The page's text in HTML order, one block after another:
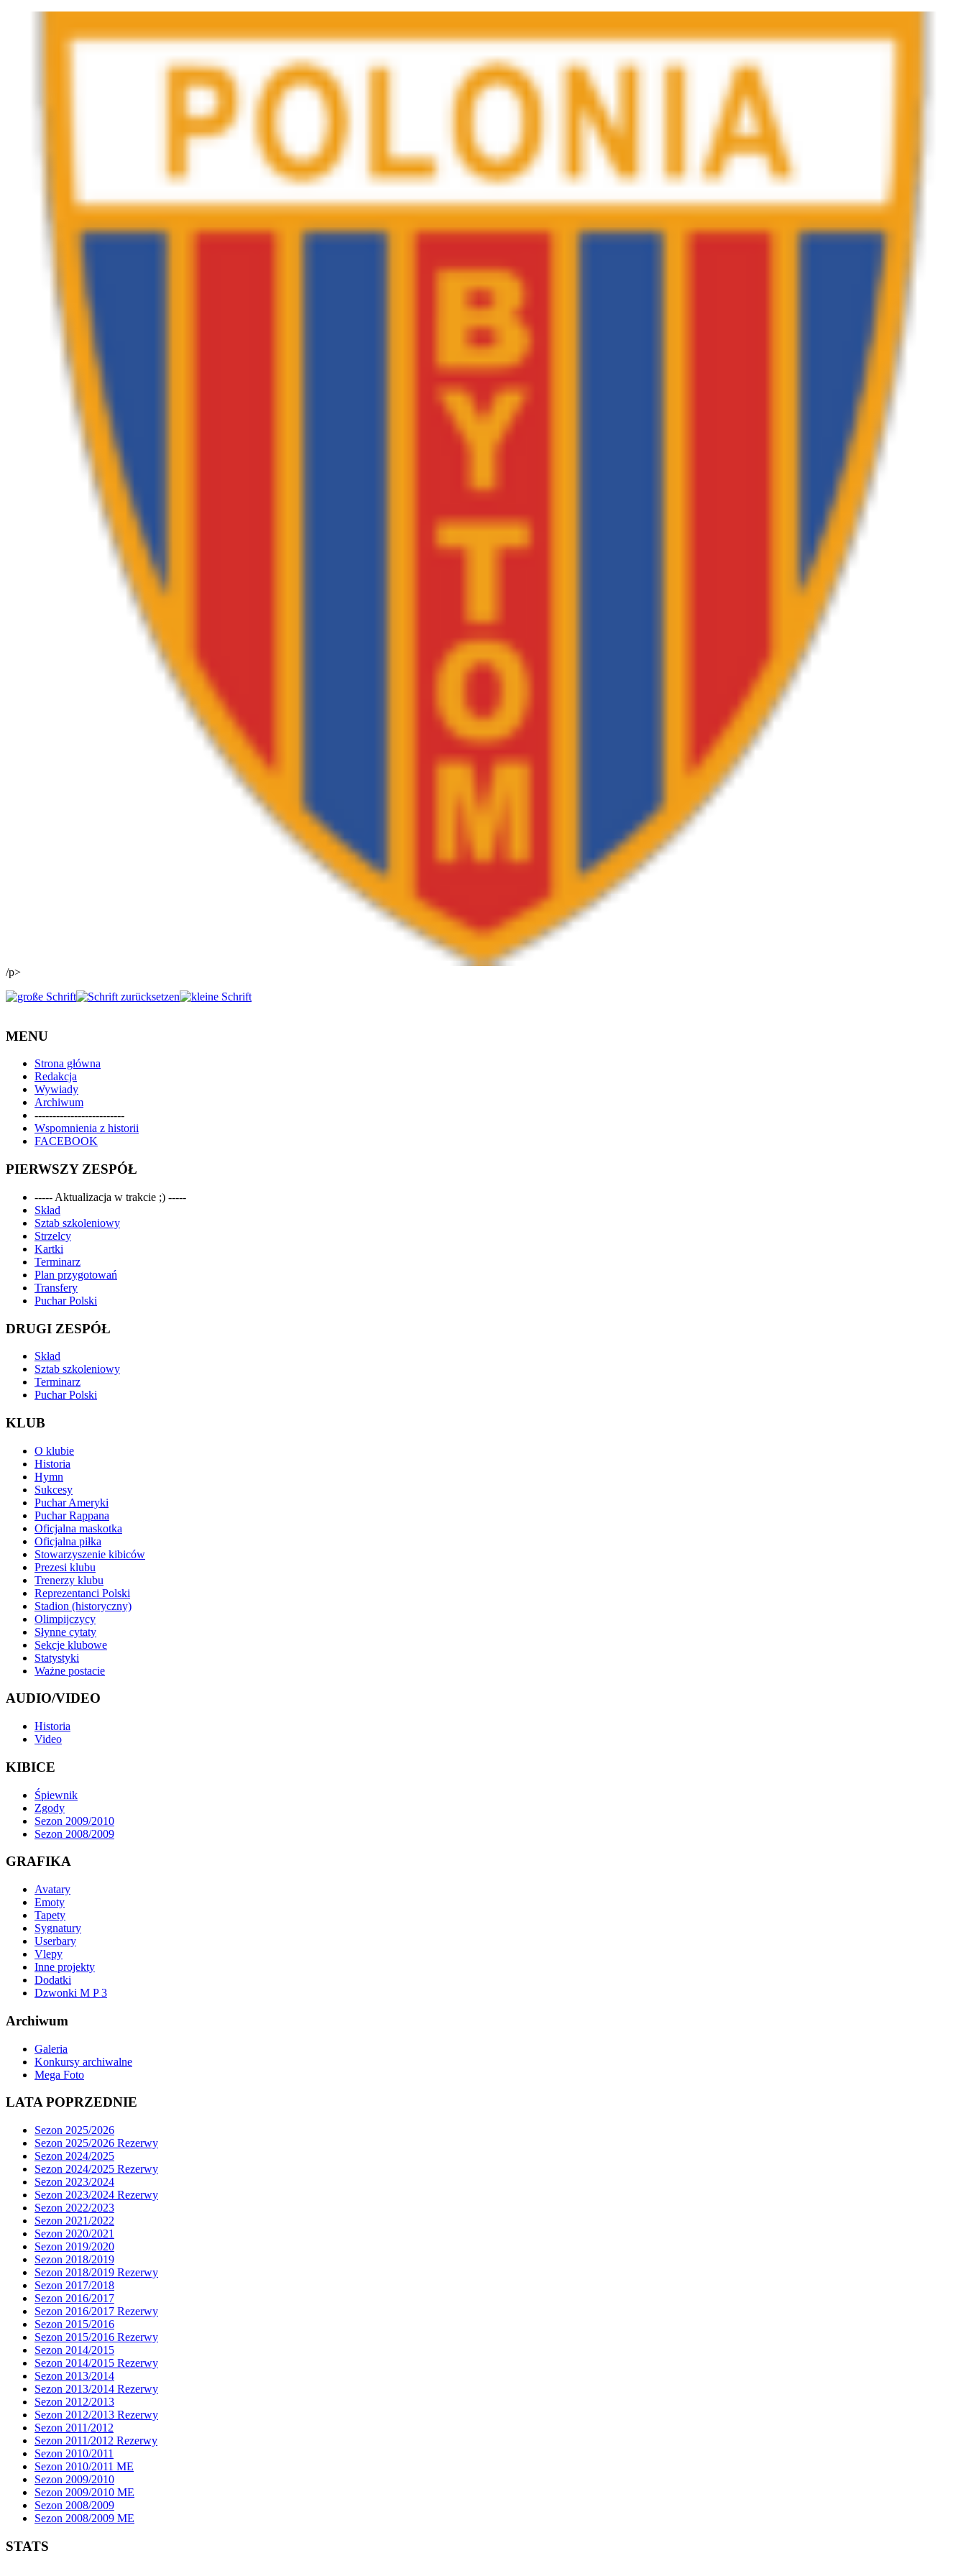
/p>
MENU
Strona główna
Redakcja
Wywiady
Archiwum
-------------------------
Wspomnienia z historii
FACEBOOK
PIERWSZY ZESPÓŁ
----- Aktualizacja w trakcie ;) -----
Skład
Sztab szkoleniowy
Strzelcy
Kartki
Terminarz
Plan przygotowań
Transfery
Puchar Polski
DRUGI ZESPÓŁ
Skład
Sztab szkoleniowy
Terminarz
Puchar Polski
KLUB
O klubie
Historia
Hymn
Sukcesy
Puchar Ameryki
Puchar Rappana
Oficjalna maskotka
Oficjalna piłka
Stowarzyszenie kibiców
Prezesi klubu
Trenerzy klubu
Reprezentanci Polski
Stadion (historyczny)
Olimpijczycy
Słynne cytaty
Sekcje klubowe
Statystyki
Ważne postacie
AUDIO/VIDEO
Historia
Video
KIBICE
Śpiewnik
Zgody
Sezon 2009/2010
Sezon 2008/2009
GRAFIKA
Avatary
Emoty
Tapety
Sygnatury
Userbary
Vlepy
Inne projekty
Dodatki
Dzwonki M P 3
Archiwum
Galeria
Konkursy archiwalne
Mega Foto
LATA POPRZEDNIE
Sezon 2025/2026
Sezon 2025/2026 Rezerwy
Sezon 2024/2025
Sezon 2024/2025 Rezerwy
Sezon 2023/2024
Sezon 2023/2024 Rezerwy
Sezon 2022/2023
Sezon 2021/2022
Sezon 2020/2021
Sezon 2019/2020
Sezon 2018/2019
Sezon 2018/2019 Rezerwy
Sezon 2017/2018
Sezon 2016/2017
Sezon 2016/2017 Rezerwy
Sezon 2015/2016
Sezon 2015/2016 Rezerwy
Sezon 2014/2015
Sezon 2014/2015 Rezerwy
Sezon 2013/2014
Sezon 2013/2014 Rezerwy
Sezon 2012/2013
Sezon 2012/2013 Rezerwy
Sezon 2011/2012
Sezon 2011/2012 Rezerwy
Sezon 2010/2011
Sezon 2010/2011 ME
Sezon 2009/2010
Sezon 2009/2010 ME
Sezon 2008/2009
Sezon 2008/2009 ME
STATS